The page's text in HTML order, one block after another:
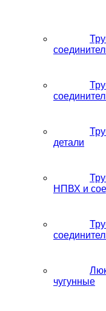
детали
НПВХ и
чугунные